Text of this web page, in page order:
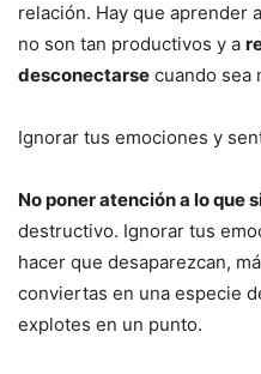
relación. Hay que aprender
no son tan productivos y a
desconectarse cuando sea
Ignorar tus emociones y
No poner atención a lo que
destructivo. Ignorar tus
hacer que desaparezcan,
conviertas en una especie
explotes en un punto.